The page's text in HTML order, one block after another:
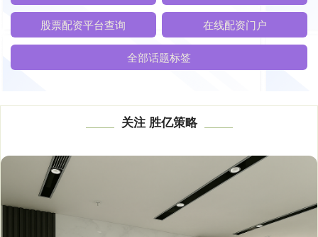
股票配资平台查询 在线配资门户
全部话题标签
关注 胜亿策略